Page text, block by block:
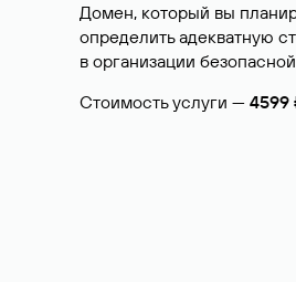
Домен, который вы
определить адекватную
в организации
Стоимость услуги — 4599